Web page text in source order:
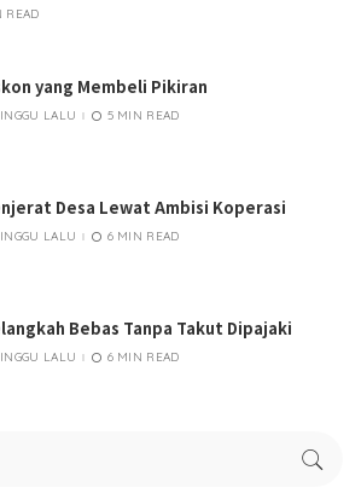
READ
yang Membeli Pikiran
LALU 5 MIN READ
Desa Lewat Ambisi Koperasi
LALU 6 MIN READ
Bebas Tanpa Takut Dipajaki
LALU 6 MIN READ